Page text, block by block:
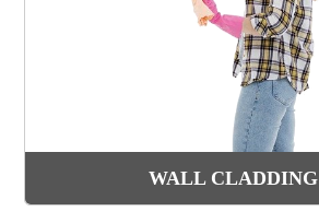
WALL CLADDING